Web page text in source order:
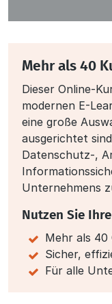
Mehr als 40
Dieser Online-
modernen E-
eine große
ausgerichtet
Datenschutz-,
Unternehmens
Nutzen Sie
Mehr als 40
Sicher,
Für alle